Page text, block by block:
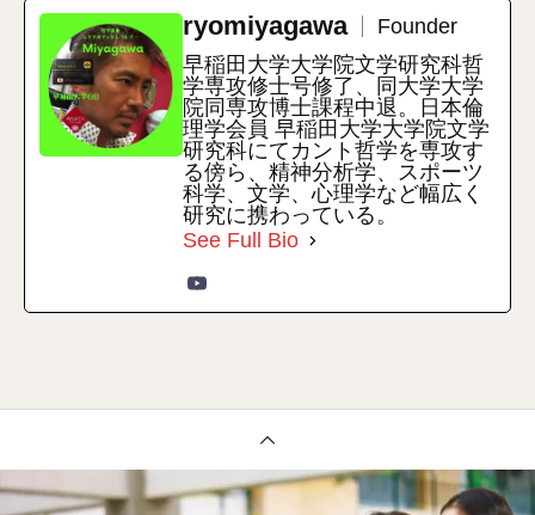
ryomiyagawa
Founder
早稲田大学大学院文学研究科哲
学専攻修士号修了、同大学大学
院同専攻博士課程中退。日本倫
理学会員 早稲田大学大学院文学
研究科にてカント哲学を専攻す
る傍ら、精神分析学、スポーツ
科学、文学、心理学など幅広く
研究に携わっている。
See Full Bio